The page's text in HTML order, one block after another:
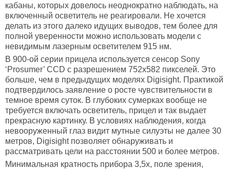
кабаны, которых довелось неоднократно наблюдать, на
включенный осветитель не реагировали. Не хочется
делать из этого далеко идущих выводов, тем более для
полной уверенности можно использовать модели с
невидимым лазерным осветителем 915 нм.
В 900-ой серии прицела используется сенсор Sony
‘Prosumer’ CCD с разрешением 752x582 пикселей. Это
больше, чем в предыдущих моделях Digisight. Практикой
подтвердилось заявление о росте чувствительности в
темное время суток. В глубоких сумерках вообще не
требуется включать осветитель, прицел и так выдает
прекрасную картинку. В условиях наблюдения, когда
невооруженный глаз видит мутные силуэты не далее 30
метров, Digisight позволяет обнаруживать и
рассматривать цели на расстоянии 500 и более метров.
Минимальная кратность прибора 3,5х, поле зрения,